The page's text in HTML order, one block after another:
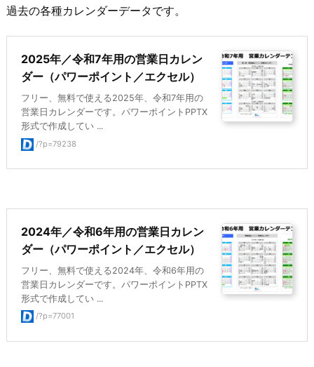
過去の各種カレンダーデータです。
2025年／令和7年用の営業日カレン
ダー（パワーポイント／エクセル）
フリー、無料で使える2025年、令和7年用の
営業日カレンダーです。パワーポイントPPTX
形式で作成してい ...
/?p=79238
2024年／令和6年用の営業日カレン
ダー（パワーポイント／エクセル）
フリー、無料で使える2024年、令和6年用の
営業日カレンダーです。パワーポイントPPTX
形式で作成してい ...
/?p=77001